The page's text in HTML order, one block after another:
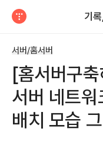
기
서버/홈서버
[홈서버구
서버 네트워
배치 모습